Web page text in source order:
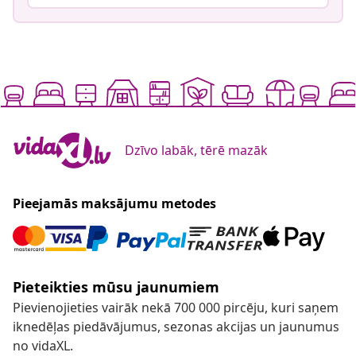
Dzīvo labāk, tērē mazāk
Pieejamās maksājumu metodes
Pieteikties mūsu jaunumiem
Pievienojieties vairāk nekā 700 000 pircēju, kuri saņem
iknedēļas piedāvājumus, sezonas akcijas un jaunumus
no vidaXL.